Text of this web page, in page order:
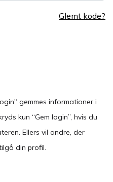
Glemt kode?
gemmes informationer i
kun “Gem login”, hvis du
Ellers vil andre, der
din profil.